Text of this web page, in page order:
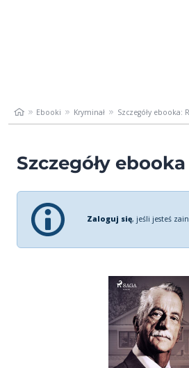
Ebooki Kryminał Szczegóły ebooka:
Szczegóły ebooka
Zaloguj się, jeśli jesteś